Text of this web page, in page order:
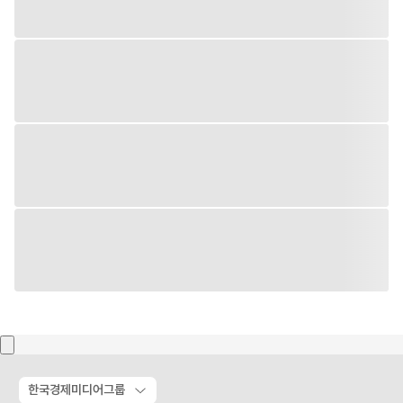
한국경제미디어그룹